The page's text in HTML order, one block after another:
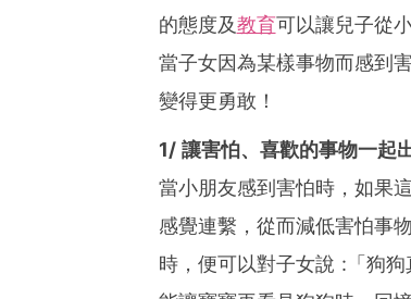
的態度及教育可以讓兒子從
當子女因為某樣事物而感到
變得更勇敢！
1/ 讓害怕、喜歡的事物一起
當小朋友感到害怕時，如果
感覺連繫，從而減低害怕事
時，便可以對子女說 :「狗